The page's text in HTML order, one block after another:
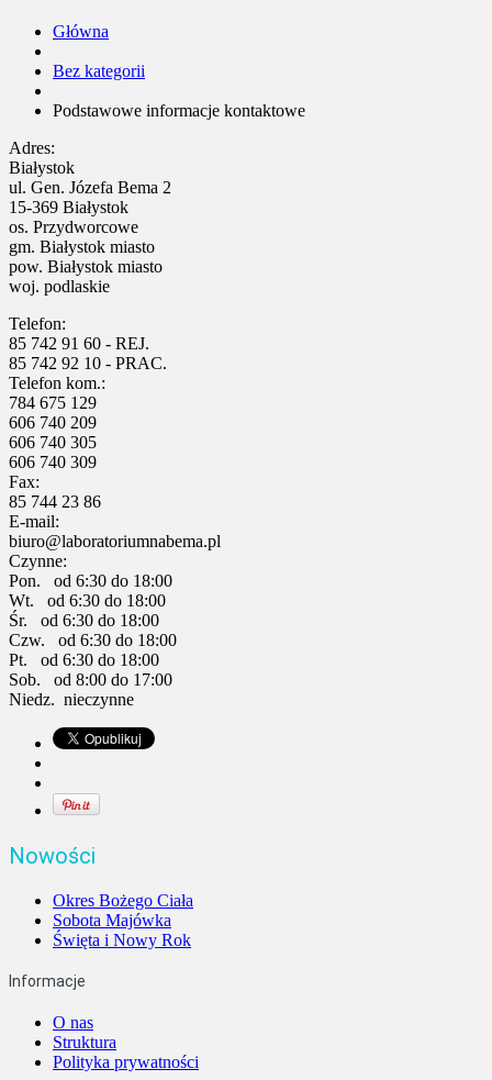
Główna
Bez kategorii
Podstawowe informacje kontaktowe
Adres:
Białystok
ul. Gen. Józefa Bema 2
15-369 Białystok
os. Przydworcowe
gm. Białystok miasto
pow. Białystok miasto
woj. podlaskie
Telefon:
85 742 91 60 - REJ.
85 742 92 10 - PRAC.
Telefon kom.:
784 675 129
606 740 209
606 740 305
606 740 309
Fax:
85 744 23 86
E-mail:
biuro@laboratoriumnabema.pl
Czynne:
Pon. od 6:30 do 18:00
Wt. od 6:30 do 18:00
Śr. od 6:30 do 18:00
Czw. od 6:30 do 18:00
Pt. od 6:30 do 18:00
Sob. od 8:00 do 17:00
Niedz. nieczynne
Nowości
Okres Bożego Ciała
Sobota Majówka
Święta i Nowy Rok
Informacje
O nas
Struktura
Polityka prywatności